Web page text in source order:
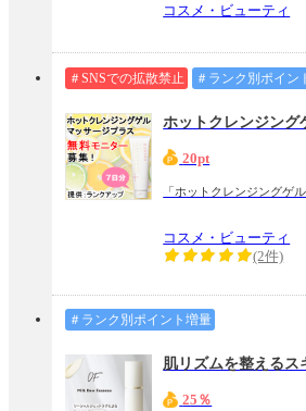
コスメ・ビューティ
＃SNSでの拡散禁止 ＃ランク別ポイン
ホットクレンジング
20pt
「ホットクレンジングゲ
コスメ・ビューティ
(2件)
＃ランク別ポイント増量
25％